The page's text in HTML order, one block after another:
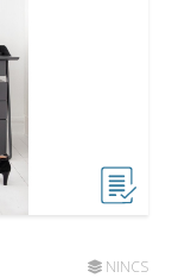
NINCS